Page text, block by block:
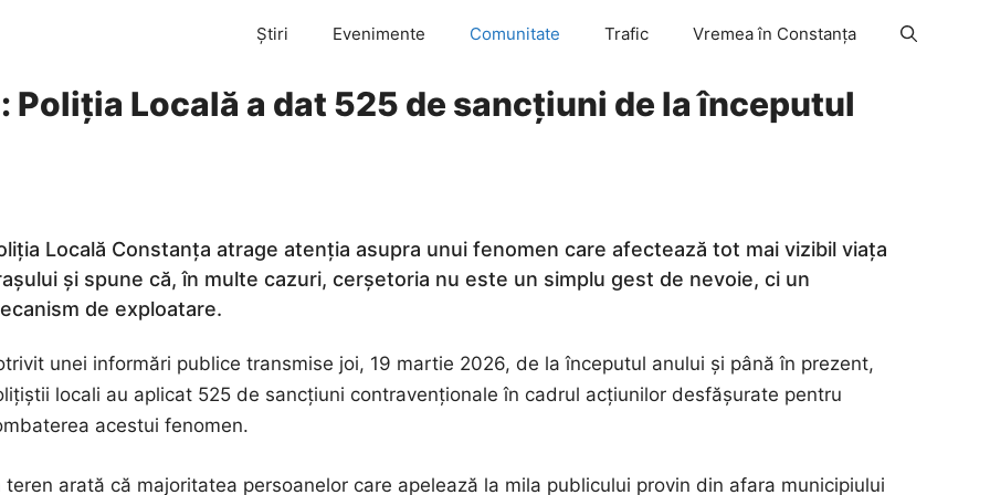
Știri Evenimente Comunitate Trafic Vremea în Constanța
Locală a dat 525 de sancțiuni de la începutul
Locală Constanța atrage atenția asupra unui fenomen care afectează tot mai vizibil viața
și spune că, în multe cazuri, cerșetoria nu este un simplu gest de nevoie, ci un
de exploatare.
unei informări publice transmise joi, 19 martie 2026, de la începutul anului și până în prezent,
locali au aplicat 525 de sancțiuni contravenționale în cadrul acțiunilor desfășurate pentru
acestui fenomen.
arată că majoritatea persoanelor care apelează la mila publicului provin din afara municipiului